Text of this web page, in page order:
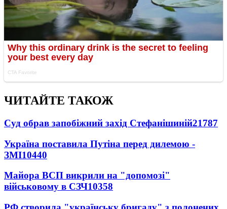
ЧИТАЙТЕ ТАКОЖ
Суд обрав запобіжний захід Стефанішиній21787
Україна поставила Путіна перед дилемою -
ЗМІ10440
Майора ВСП викрили на "допомозі"
військовому в СЗЧ10358